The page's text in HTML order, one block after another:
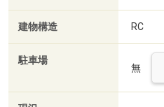
建物構造 RC
駐車場
無